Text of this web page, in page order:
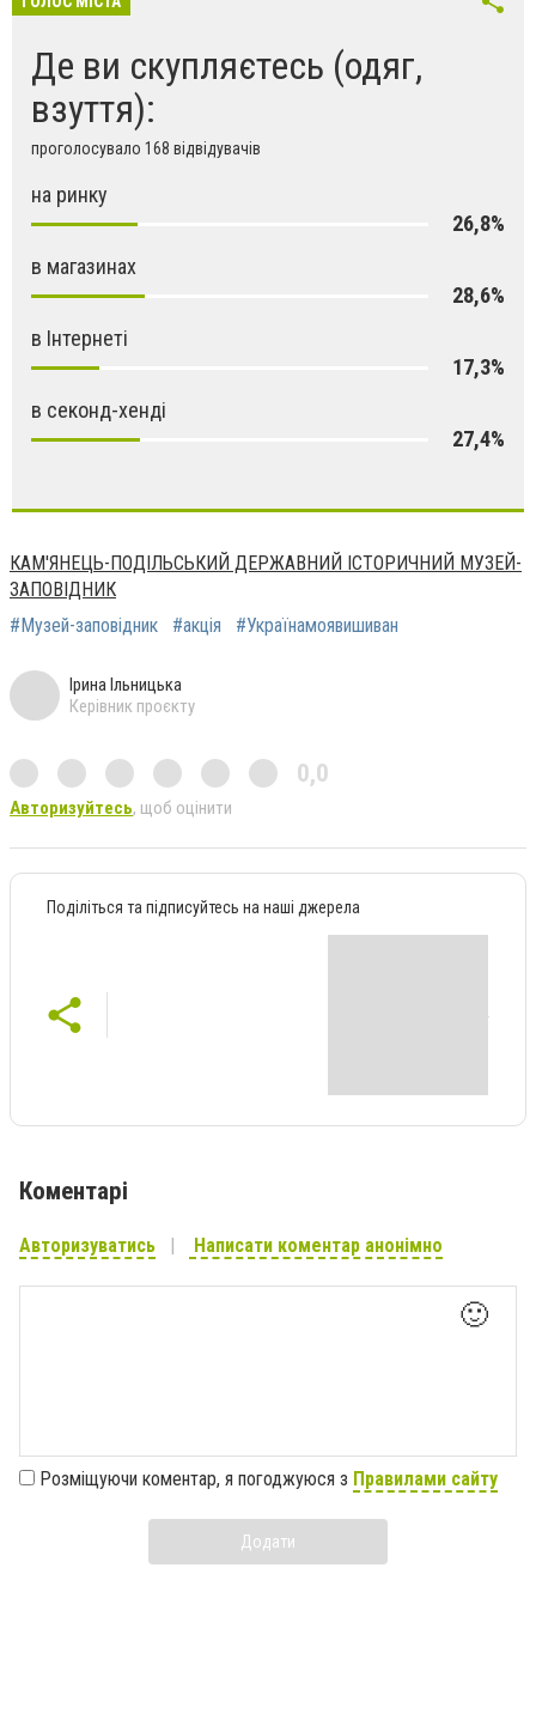
Де ви скупляєтесь (одяг,
взуття):
проголосувало 168 відвідувачів
на ринку
26,8%
в магазинах
28,6%
в Інтернеті
17,3%
в секонд-хенді
27,4%
КАМ'ЯНЕЦЬ-ПОДІЛЬСЬКИЙ ДЕРЖАВНИЙ ІСТОРИЧНИЙ МУЗЕЙ-
ЗАПОВІДНИК
#Музей-заповідник
#акція #Українамоявишиван
Ірина Ільницька
Керівник проєкту
0,0
Авторизуйтесь, щоб оцінити
Поділіться та підписуйтесь на наші джерела
Коментарі
Авторизуватись Написати коментар анонімно
🙂
Розміщуючи коментар, я погоджуюся з Правилами сайту
Додати